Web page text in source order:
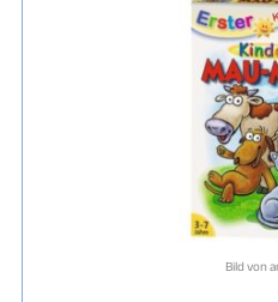
Bild von